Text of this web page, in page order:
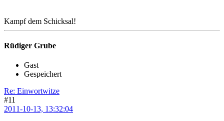
Kampf dem Schicksal!
Rüdiger Grube
Gast
Gespeichert
Re: Einwortwitze
#11
2011-10-13, 13:32:04